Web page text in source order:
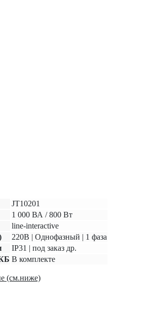
JT10201
1 000 ВА / 800 Вт
line-interactive
220В | Однофазный | 1 фаза
IP31 | под заказ др.
В комплекте
(см.ниже)